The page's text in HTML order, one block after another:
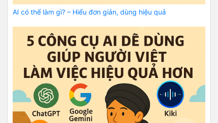
AI có thể làm gì? – Hiểu đơn giản, dùng hiệu quả